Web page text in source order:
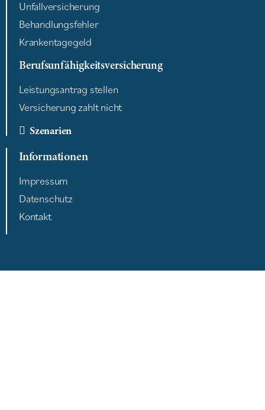
Unfallversicherung
Behandlungsfehler
Krankentagegeld
Berufsunfähigkeitsversicherung
Leistungsantrag stellen
Versicherung zahlt nicht
Szenarien
Informationen
Impressum
Datenschutz
Kontakt